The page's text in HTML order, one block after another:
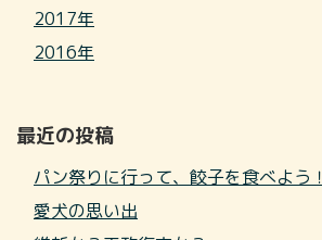
2017年
2016年
最近の投稿
パン祭りに行って、餃子を食べよう！
愛犬の思い出